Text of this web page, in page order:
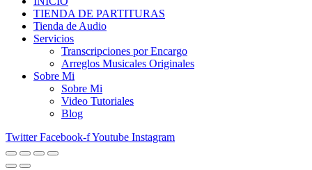
TIENDA DE PARTITURAS
Tienda de Audio
Servicios
Transcripciones por Encargo
Arreglos Musicales Originales
Sobre Mi
Sobre Mi
Video Tutoriales
Blog
Twitter Facebook-fYoutube Instagram